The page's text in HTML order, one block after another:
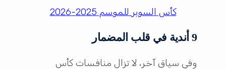
كأس السوبر للموسم 2025-2026
9 أندية في قلب المضمار
وفي سياق آخر، لا تزال منافسات كأس